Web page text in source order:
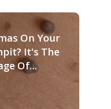
On Your
It's The
Of...